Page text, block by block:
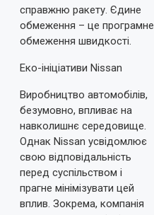
справжню ракету. Єдине
обмеження – це програмне
обмеження швидкості.
Еко-ініціативи Nissan
Виробництво автомобілів,
безумовно, впливає на
навколишнє середовище.
Однак Nissan усвідомлює
свою відповідальність
перед суспільством і
прагне мінімізувати цей
вплив. Зокрема, компанія